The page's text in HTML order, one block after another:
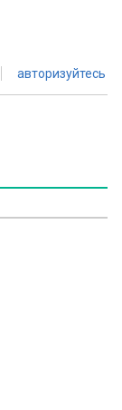
авторизуйтесь